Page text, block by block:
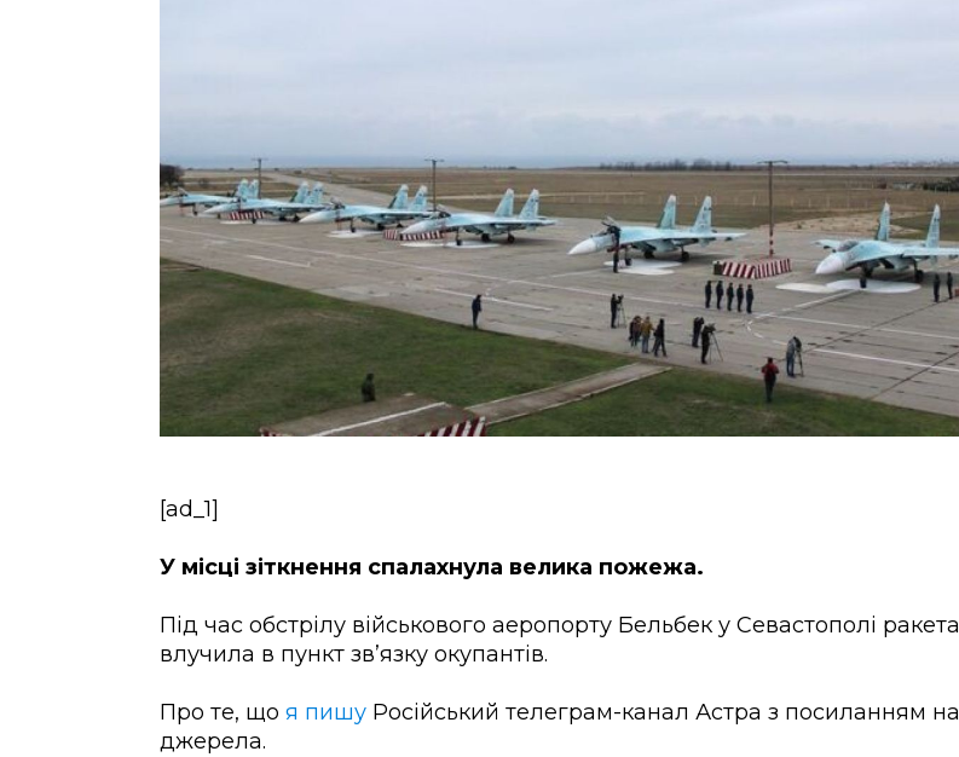
[ad_1]
У місці зіткнення спалахнула велика пожежа.
Під час обстрілу військового аеропорту Бельбек у Севастополі ракета
влучила в пункт зв’язку окупантів.
Про те, що я пишу Російський телеграм-канал Астра з посиланням на
джерела.